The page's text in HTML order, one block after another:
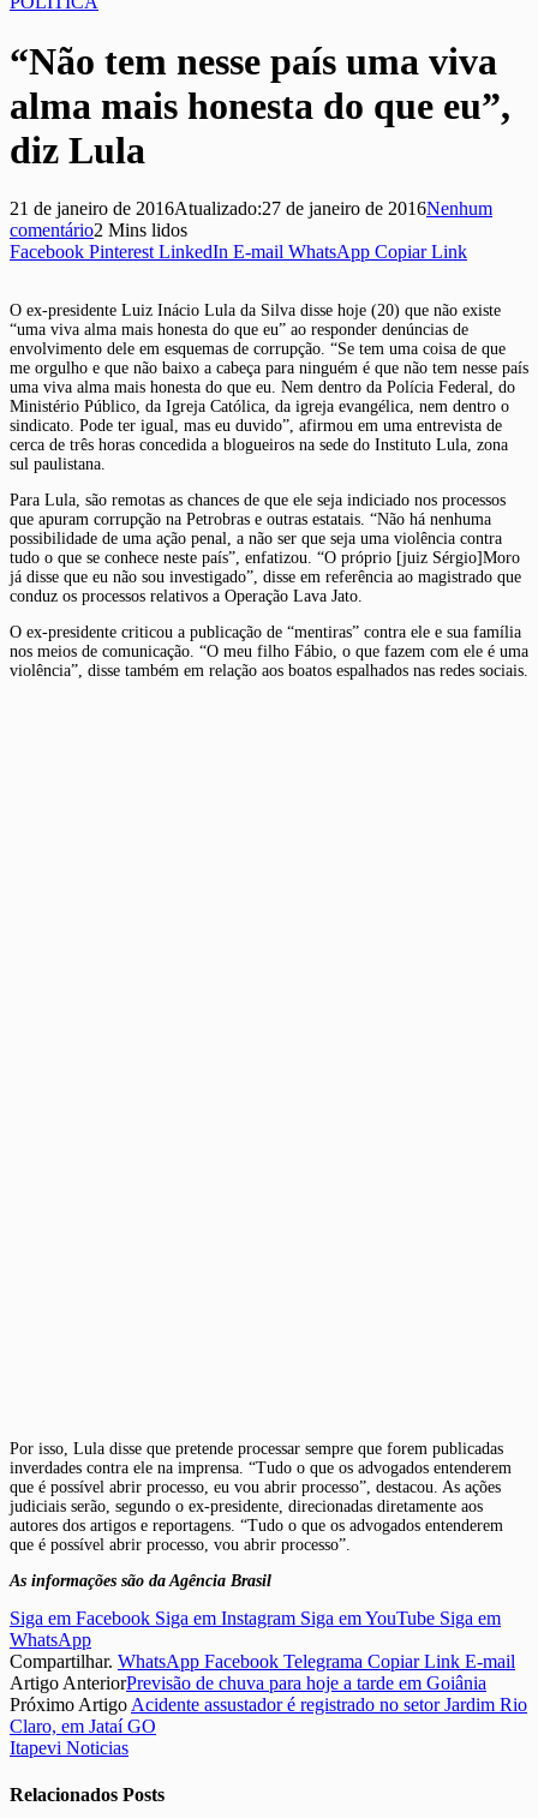
“Não tem nesse país uma viva
alma mais honesta do que eu”,
diz Lula
21 de janeiro de 2016Atualizado:27 de janeiro de 2016Nenhum
comentário2 Mins lidos
Facebook Pinterest LinkedIn E-mail WhatsApp Copiar Link
O ex-presidente Luiz Inácio Lula da Silva disse hoje (20) que não existe
“uma viva alma mais honesta do que eu” ao responder denúncias de
envolvimento dele em esquemas de corrupção. “Se tem uma coisa de que
me orgulho e que não baixo a cabeça para ninguém é que não tem nesse país
uma viva alma mais honesta do que eu. Nem dentro da Polícia Federal, do
Ministério Público, da Igreja Católica, da igreja evangélica, nem dentro o
sindicato. Pode ter igual, mas eu duvido”, afirmou em uma entrevista de
cerca de três horas concedida a blogueiros na sede do Instituto Lula, zona
sul paulistana.
Para Lula, são remotas as chances de que ele seja indiciado nos processos
que apuram corrupção na Petrobras e outras estatais. “Não há nenhuma
possibilidade de uma ação penal, a não ser que seja uma violência contra
tudo o que se conhece neste país”, enfatizou. “O próprio [juiz Sérgio]Moro
já disse que eu não sou investigado”, disse em referência ao magistrado que
conduz os processos relativos a Operação Lava Jato.
O ex-presidente criticou a publicação de “mentiras” contra ele e sua família
nos meios de comunicação. “O meu filho Fábio, o que fazem com ele é uma
violência”, disse também em relação aos boatos espalhados nas redes sociais.
Por isso, Lula disse que pretende processar sempre que forem publicadas
inverdades contra ele na imprensa. “Tudo o que os advogados entenderem
que é possível abrir processo, eu vou abrir processo”, destacou. As ações
judiciais serão, segundo o ex-presidente, direcionadas diretamente aos
autores dos artigos e reportagens. “Tudo o que os advogados entenderem
que é possível abrir processo, vou abrir processo”.
As informações são da Agência Brasil
Siga em Facebook Siga em Instagram Siga em YouTube Siga em
WhatsApp
Compartilhar. WhatsApp Facebook Telegrama Copiar Link E-mail
Artigo AnteriorPrevisão de chuva para hoje a tarde em Goiânia
Próximo Artigo Acidente assustador é registrado no setor Jardim Rio
Claro, em Jataí GO
Itapevi Noticias
Relacionados Posts